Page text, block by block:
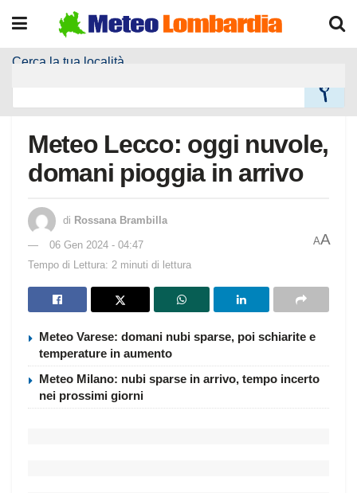
Cerca la tua località
Meteo Lecco: oggi nuvole,
domani pioggia in arrivo
di Rossana Brambilla
06 Gen 2024 - 04:47
Tempo di Lettura: 2 minuti di lettura
AA
Meteo Varese: domani nubi sparse, poi schiarite e
temperature in aumento
Meteo Milano: nubi sparse in arrivo, tempo incerto
nei prossimi giorni